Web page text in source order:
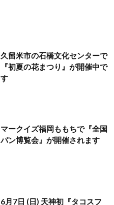
久留米市の石橋文化センターで
『初夏の花まつり』が開催中で
す
マークイズ福岡ももちで『全国
パン博覧会』が開催されます
6月7日 (日) 天神初『タコスフ